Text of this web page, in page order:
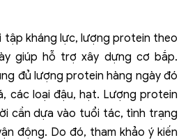
tập kháng lực, lượng protein theo
giúp hỗ trợ xây dựng cơ bắp.
đủ lượng protein hàng ngày đó
các loại đậu, hạt. Lượng protein
cần dựa vào tuổi tác, tình trạng
động. Do đó, tham khảo ý kiến